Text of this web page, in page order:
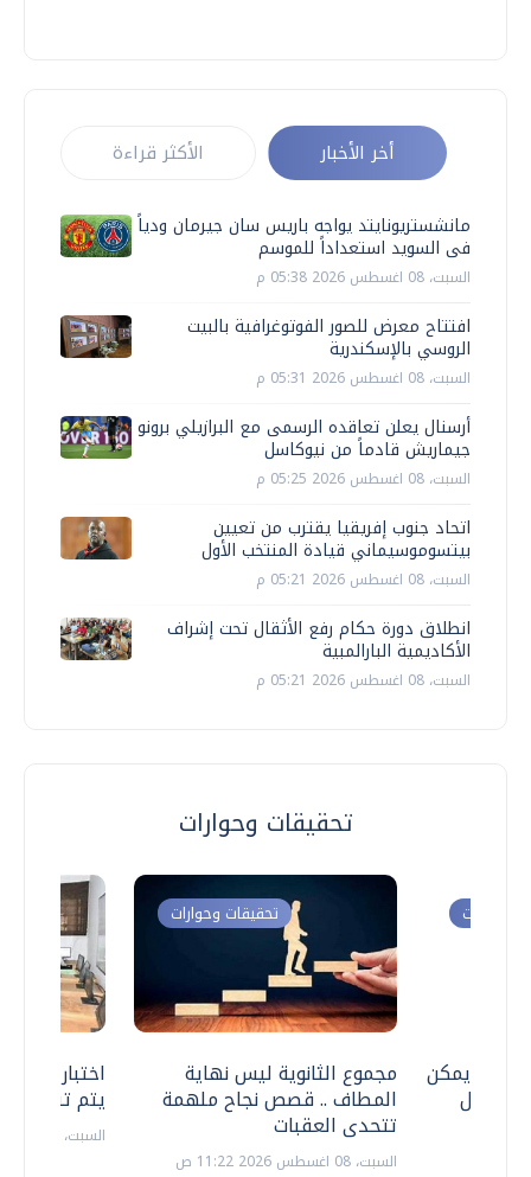
أخر الأخبار الأكثر قراءة
مانشستريونايتد يواجه باريس سان جيرمان ودياً
فى السويد استعداداً للموسم
السبت، 08 اغسطس 2026 05:38 م
افتتاح معرض للصور الفوتوغرافية بالبيت
الروسي بالإسكندرية
السبت، 08 اغسطس 2026 05:31 م
أرسنال يعلن تعاقده الرسمى مع البرازيلي برونو
جيماريش قادماً من نيوكاسل
السبت، 08 اغسطس 2026 05:25 م
اتحاد جنوب إفريقيا يقترب من تعيين
بيتسوموسيماني قيادة المنتخب الأول
السبت، 08 اغسطس 2026 05:21 م
انطلاق دورة حكام رفع الأثقال تحت إشراف
الأكاديمية البارالمبية
السبت، 08 اغسطس 2026 05:21 م
تحقيقات وحوارات
اختبارات
يتم
السبت، 18 يوليو 2026 09:22 ص
تحقيقات وحوارات
مجموع الثانوية ليس نهاية
المطاف .. قصص نجاح ملهمة
تتحدى العقبات
السبت، 08 اغسطس 2026 11:22 ص
وحوارات
.. هل يمكن
نتعامل